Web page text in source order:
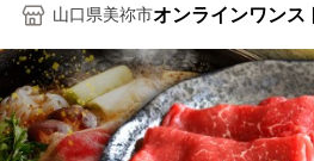
山口県美祢市オンラインワンス